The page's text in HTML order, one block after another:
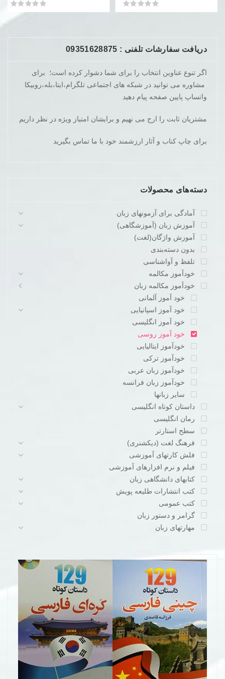
تومان780.000
بود.
تومان480.000
است.
امتیاز0از 5
تومان850.000
بود.
تومان475.000
است.
امتیاز0از 5
دریافت سفارشات تلفنی : 09351628875
اگر تنوع عناوین انتخاب را برای شما دشوار کرده است؛ برای
مشاوره می توانید در شبکه های اجتماعی تلگرام،ایتا،بله،روبیکا
واتساپ پایین صفحه پیام دهید
مشتریان ثابت را ارج می نهیم و برایشان امتیاز ویژه در نظر داریم
برای چاپ کناب و آثار ارزشمند خود با ما تماس بگیرید
دسته‌های محصولات
آمادگی برای آزمونهای زبان
آموزش زبان (آموزشگاهی)
آموزش واژگان(لغت)
بدون دسته‌بندی
تلفظ و آواشناسی
خودآموز مکالمه
خودآموز مکالمه زبان
خود آموز آلمانی
خود آموز اسپانیایی
خود آموز انگلیسی
خود آموز روسی
خودآموز ایتالیایی
خودآموز ترکی
خودآموز زبان عربی
خودآموز زبان فرانسه
سایر زبانها
داستان کوتاه انگلیسی
رمان انگلیسی
سطح استارتر
فرهنگ لغت (دیکشنری)
فلش کارتهای آموزشی
فیلم و نرم افزارهای آموزشی
کتابهای دانشگاهی زبان
کتب انتشارات طلیعه پویش
کتب عمومی
گرامر و دستور زبان
مهارتهای زبان